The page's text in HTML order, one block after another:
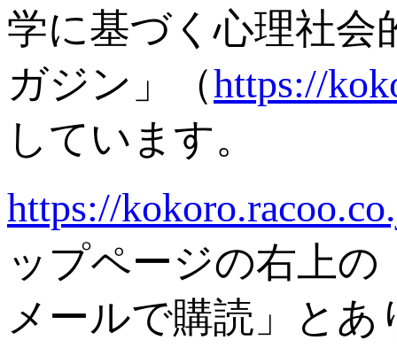
学に基づく心理社会
ガジン」（https://
しています。
https://
ップページの右上
メールで購読」と